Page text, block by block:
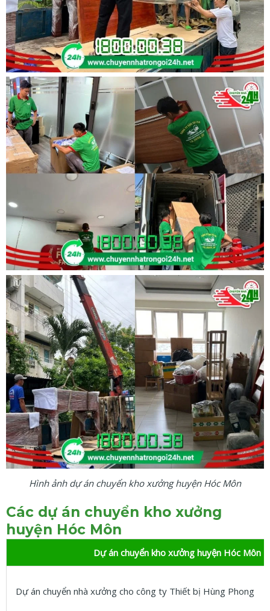
Hình ảnh dự án chuyển kho xưởng huyện Hóc Môn
Các dự án chuyển kho xưởng
huyện Hóc Môn
Dựán chuyển kho xưởng huyện Hóc Môn
Dự án chuyển nhà xưởng cho công ty Thiết bị Hùng Phong